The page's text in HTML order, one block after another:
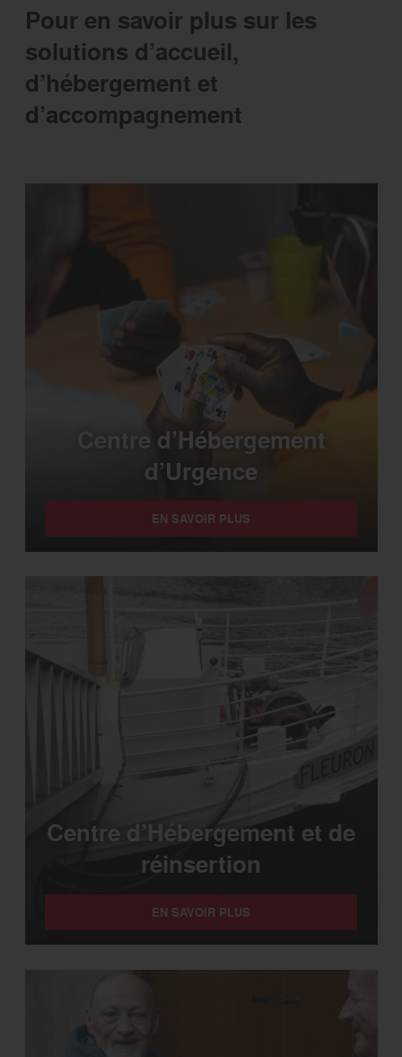
Pour en savoir plus sur les
solutions d’accueil,
d’hébergement et
d’accompagnement
Centre d’Hébergement
d’Urgence
EN SAVOIR PLUS
Centre d’Hébergement et de
réinsertion
EN SAVOIR PLUS